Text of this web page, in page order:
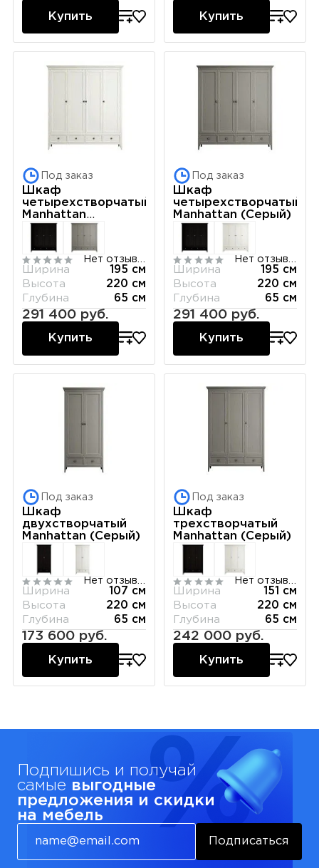
Купить Купить
Под заказ
Шкаф
четырехстворчатый
Manhattan
(Молочный)
Ширина
195 см
Высота
220 см
Глубина
65 см
291 400 руб.
Купить
Под заказ
Шкаф
четырехстворчатый
Manhattan (Серый)
Ширина
195 см
Высота
220 см
Глубина
65 см
291 400 руб.
Купить
Под заказ
Шкаф
двухстворчатый
Manhattan (Серый)
Нет отзывов
Ширина
107 см
Высота
220 см
Глубина
65 см
173 600 руб.
Купить
Под заказ
Шкаф
трехстворчатый
Manhattan (Серый)
Нет отзывов
Ширина
151 см
Высота
220 см
Глубина
65 см
242 000 руб.
Купить
Подпишись и получай
самые выгодные
предложения и скидки
на мебель
Подписаться